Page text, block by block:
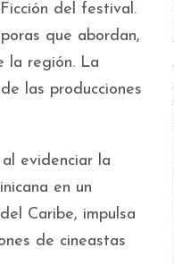
del festival.
que abordan,
la región. La
las producciones
evidenciar la
en un
Caribe, impulsa
de cineastas